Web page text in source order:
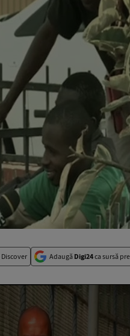
Adaugă Digi24ca sursă